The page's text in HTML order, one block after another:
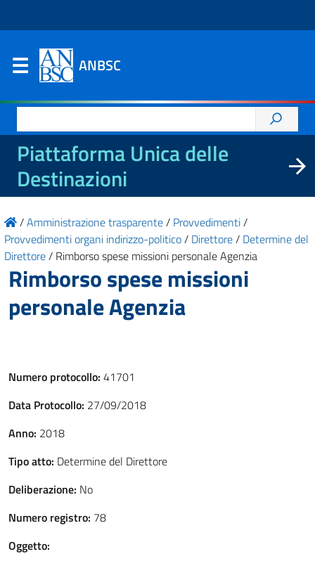
ANBSC
per:
Piattaforma Unica delle
Destinazioni
/Amministrazione trasparente/ Provvedimenti/
Provvedimenti organi indirizzo-politico/ Direttore/ Determine del
Direttore/ Rimborso spese missioni personale Agenzia
Rimborso spese missioni
personale Agenzia
Numero protocollo: 41701
Data Protocollo: 27/09/2018
Anno: 2018
Tipo atto: Determine del Direttore
Deliberazione: No
Numero registro: 78
Oggetto: